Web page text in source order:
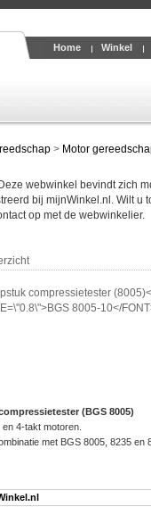
Home Winkel
> Motor
webwinkel bevindt zich
bij mijnWinkel.nl. Wilt u
op met de webwinkelier.
(BGS 8005)
4-takt motoren.
met BGS 8005, 8235 en